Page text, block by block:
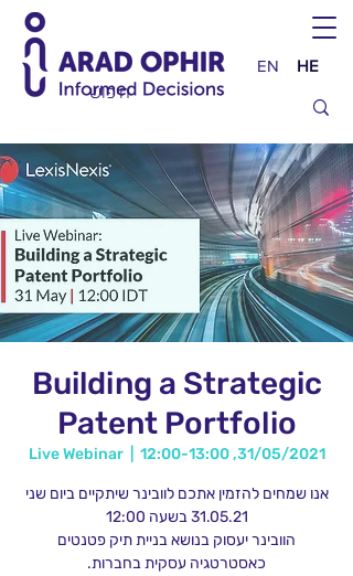
EN HE
Building a Strategic
Patent Portfolio
31/05/2021, 12:00-13:00
  |
Live Webinar
אנו שמחים להזמין אתכם לוובינר שיתקיים ביום שני
הוובינר יעסוק בנושא בניית תיק פטנטים